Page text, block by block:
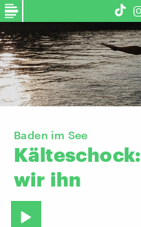
Baden im See
Kälteschock:
wir ihn